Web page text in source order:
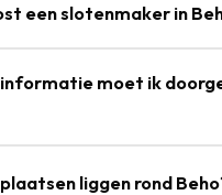
een slotenmaker in
moet ik
liggen rond